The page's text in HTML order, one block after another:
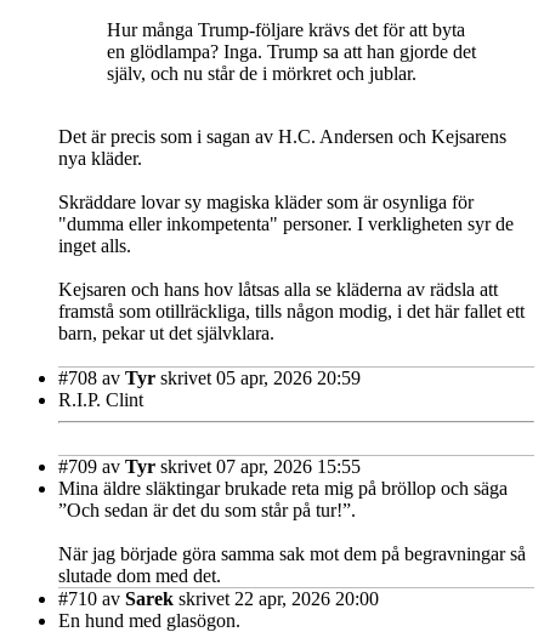
Hur många Trump-följare krävs det för att byta
en glödlampa? Inga. Trump sa att han gjorde det
själv, och nu står de i mörkret och jublar.
Det är precis som i sagan av H.C. Andersen och Kejsarens
nya kläder.
Skräddare lovar sy magiska kläder som är osynliga för
"dumma eller inkompetenta" personer. I verkligheten syr de
inget alls.
Kejsaren och hans hov låtsas alla se kläderna av rädsla att
framstå som otillräckliga, tills någon modig, i det här fallet ett
barn, pekar ut det självklara.
#708 av Tyr skrivet 05 apr, 2026 20:59
R.I.P. Clint
#709 av Tyr skrivet 07 apr, 2026 15:55
Mina äldre släktingar brukade reta mig på bröllop och säga
”Och sedan är det du som står på tur!”.
När jag började göra samma sak mot dem på begravningar så
slutade dom med det.
#710 av Sarek skrivet 22 apr, 2026 20:00
En hund med glasögon.